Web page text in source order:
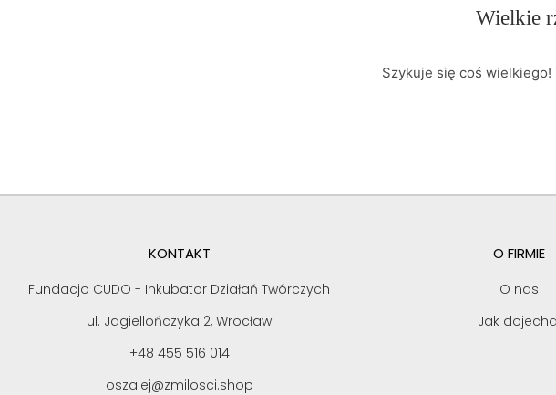
Wielkie
Szykuje się coś
KONTAKT
Fundacjo CUDO - Inkubator Działań Twórczych
ul. Jagiellończyka 2, Wrocław
+48 455 516 014
oszalej@zmilosci.shop
O FIRMIE
O nas
Jak